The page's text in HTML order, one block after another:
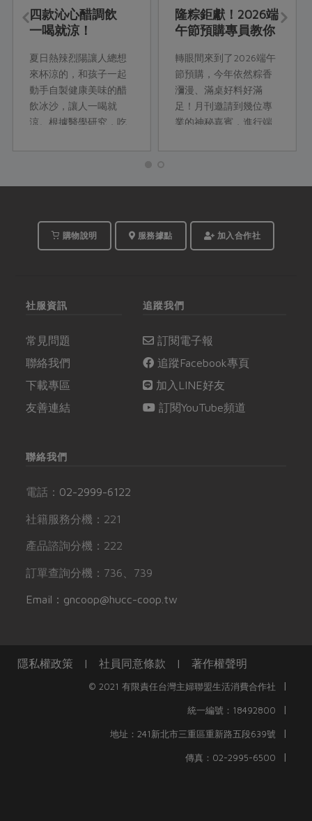
四款沁心醋調飲
一喝就涼！
夏日熱辣烈陽讓人總想
來杯涼的，和孩子一起
動手自製健康美味的醋
飲冰沙，讓人一喝就
涼。根據醫學研究，吃
吟以合作社三款醋產品
飲，提供大家手搖飲之
隆粽鉅獻！2026端
午節預購專員教你
轉眼間來到了2026端午
節預購，今年依然粽香
瀰漫、滿桌好料好滿
足！月刊邀請到幾位專
業的神秘嘉賓，進行端
到端午廣播電台，合作
就要開始分享啦！
購物說明 服務據點 加入合作社
社服資訊
常見問題
聯絡我們
下載專區
友善連結
追蹤我們
訂閱電子報
追蹤Facebook專頁
加入LINE好友
訂閱YouTube頻道
聯絡我們
電話： 02-2999-6122
社籍服務分機：221
產品諮詢分機：222
訂單查詢分機：736、739
Email：gncoop@hucc-coop.tw
隱私權政策 | 社員同意條款 | 著作權聲明
© 2021 有限責任台灣主婦聯盟生活消費合作社 |
統一編號：18492800 |
地址：241新北市三重區重新路五段639號 |
傳真：02-2995-6500 |